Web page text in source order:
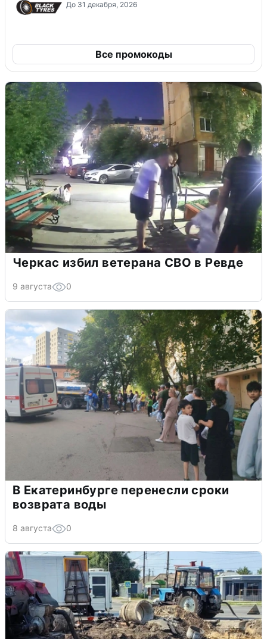
До 31 декабря, 2026
Все промокоды
Черкас избил ветерана СВО в Ревде
9 августа 0
В Екатеринбурге перенесли сроки
возврата воды
8 августа 0